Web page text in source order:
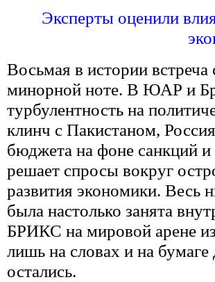
Эксперты оценили
Восьмая в истории
минорной ноте. В ЮАР и
турбулентность на
клинч с Пакистаном,
бюджета на фоне санкций
решает спросы вокруг
развития экономики. Весь
была настолько занята
БРИКС на мировой арене
лишь на словах и на
остались.